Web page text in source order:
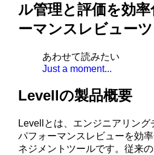
ル管理と評価を効
ーマンスレビュー
あわせて読みたい
Just a moment...
Levellの製品概要
Levellとは、エンジニアリング
パフォーマンスレビューを効
ネジメントツールです。従来